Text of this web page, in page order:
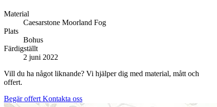
Material
Caesarstone Moorland Fog
Plats
Bohus
Färdigställt
2 juni 2022
Vill du ha något liknande? Vi hjälper dig med material, mått och
offert.
Begär offert Kontakta oss